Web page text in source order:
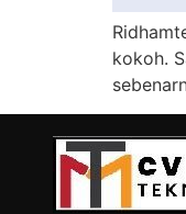
kokoh.